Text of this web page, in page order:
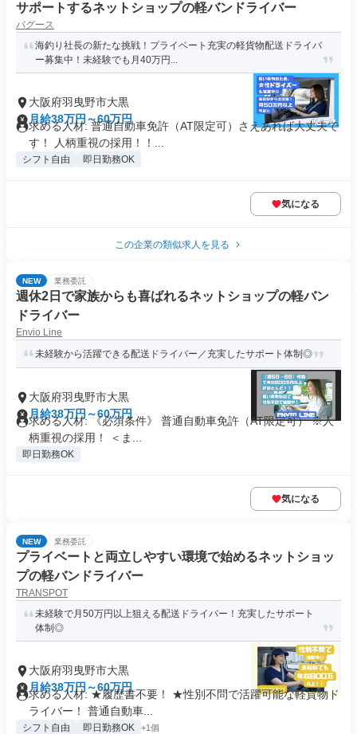
サポートするネットショップの軽バンドライバー
バグース
海釣り社長の新たな挑戦！プライベート充実の軽貨物配送ドライバ
ー募集中！未経験でも月40万円...
大阪府羽曳野市大黒
月給38万円～60万円
求める人材: 普通自動車免許（AT限定可）さえあれば大丈夫で
す！ 人柄重視の採用！！...
シフト自由 即日勤務OK
気になる
この企業の類似求人を見る
NEW 業務委託
週休2日で家族からも喜ばれるネットショップの軽バン
ドライバー
Envio Line
未経験から活躍できる配送ドライバー／充実したサポート体制◎
大阪府羽曳野市大黒
月給38万円～60万円
求める人材: 《必須条件》 普通自動車免許（AT限定可） ※人
柄重視の採用！ ＜ま...
即日勤務OK
気になる
NEW 業務委託
プライベートと両立しやすい環境で始めるネットショッ
プの軽バンドライバー
TRANSPOT
未経験で月50万円以上狙える配送ドライバー！充実したサポート
体制◎
大阪府羽曳野市大黒
月給38万円～60万円
求める人材: ★履歴書不要！ ★性別不問で活躍可能な軽貨物ド
ライバー！ 普通自動車...
シフト自由 即日勤務OK +1個